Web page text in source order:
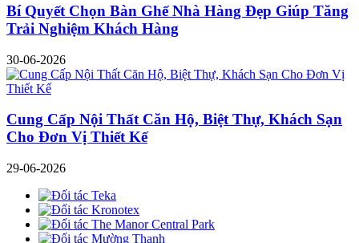
Bí Quyết Chọn Bàn Ghế Nhà Hàng Đẹp Giúp Tăng
Trải Nghiệm Khách Hàng
30-06-2026
Cung Cấp Nội Thất Căn Hộ, Biệt Thự, Khách Sạn
Cho Đơn Vị Thiết Kế
29-06-2026